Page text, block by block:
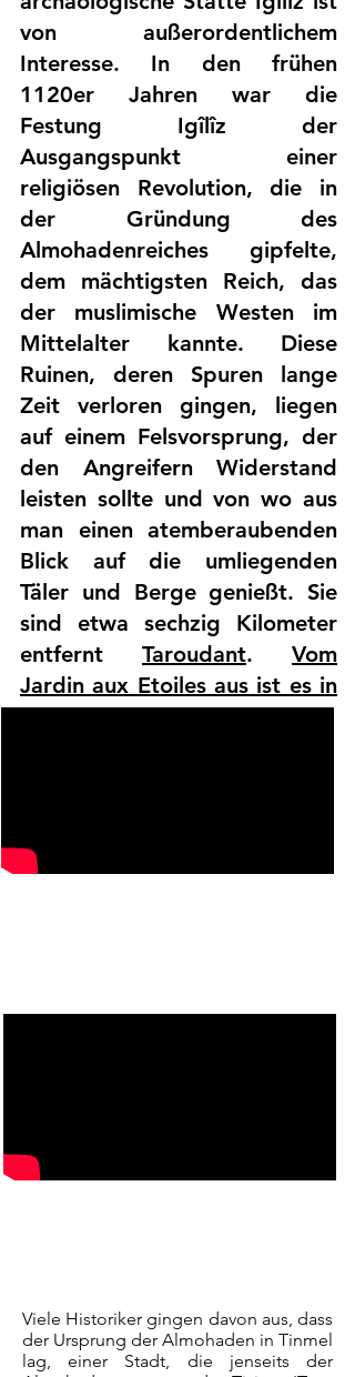
von außerordentlichem
Interesse. In den frühen
1120er Jahren war die
Festung Igîlîz der
Ausgangspunkt einer
religiösen Revolution, die in
der Gründung des
Almohadenreiches gipfelte,
dem mächtigsten Reich, das
der muslimische Westen im
Mittelalter kannte. Diese
Ruinen, deren Spuren lange
Zeit verloren gingen, liegen
auf einem Felsvorsprung, der
den Angreifern Widerstand
leisten sollte und von wo aus
man einen atemberaubenden
Blick auf die umliegenden
Täler und Berge genießt. Sie
sind etwa sechzig Kilometer
entfernt Taroudant. Vom
Jardin aux Etoiles aus ist es in
zwei Stunden zu erreichen.
Viele Historiker gingen davon aus, dass
der Ursprung der Almohaden in Tinmel
lag, einer Stadt, die jenseits der